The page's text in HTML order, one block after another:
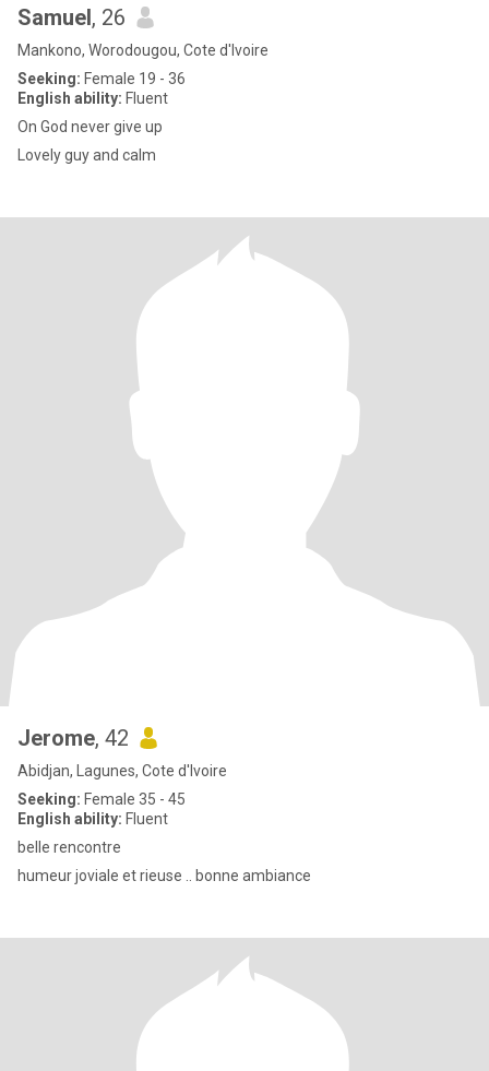
Samuel, 26
Mankono, Worodougou, Cote d'Ivoire
Seeking: Female 19 - 36
English ability: Fluent
On God never give up
Lovely guy and calm
Jerome, 42
Abidjan, Lagunes, Cote d'Ivoire
Seeking: Female 35 - 45
English ability: Fluent
belle rencontre
humeur joviale et rieuse .. bonne ambiance